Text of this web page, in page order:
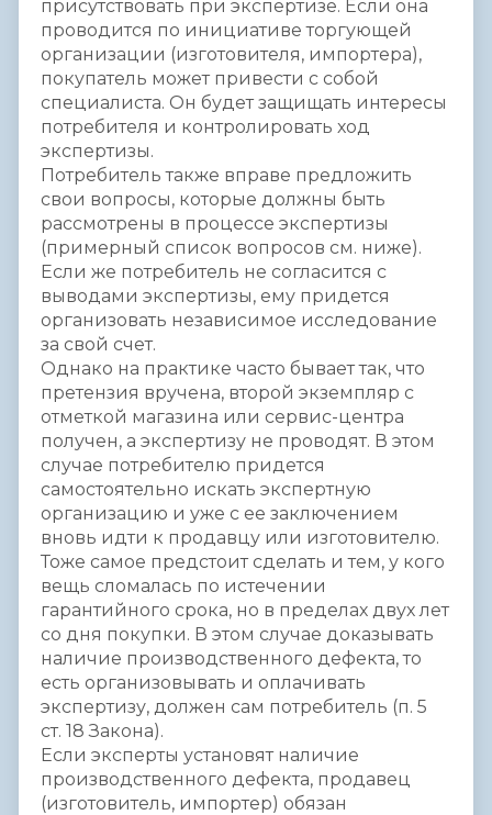
присутствовать при экспертизе. Если она
проводится по инициативе торгующей
организации (изготовителя, импортера),
покупатель может привести с собой
специалиста. Он будет защищать интересы
потребителя и контролировать ход
экспертизы.
Потребитель также вправе предложить
свои вопросы, которые должны быть
рассмотрены в процессе экспертизы
(примерный список вопросов см. ниже).
Если же потребитель не согласится с
выводами экспертизы, ему придется
организовать независимое исследование
за свой счет.
Однако на практике часто бывает так, что
претензия вручена, второй экземпляр с
отметкой магазина или сервис-центра
получен, а экспертизу не проводят. В этом
случае потребителю придется
самостоятельно искать экспертную
организацию и уже с ее заключением
вновь идти к продавцу или изготовителю.
Тоже самое предстоит сделать и тем, у кого
вещь сломалась по истечении
гарантийного срока, но в пределах двух лет
со дня покупки. В этом случае доказывать
наличие производственного дефекта, то
есть организовывать и оплачивать
экспертизу, должен сам потребитель (п. 5
ст. 18 Закона).
Если эксперты установят наличие
производственного дефекта, продавец
(изготовитель, импортер) обязан